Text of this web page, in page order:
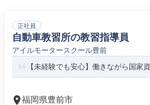
正社員
自動車教習所の教習指導員
アイルモータースクール豊前
【未経験でも安心】働きながら国家
福岡県豊前市